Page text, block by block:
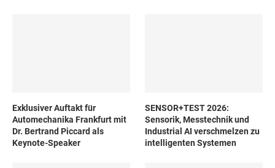
Exklusiver Auftakt für
Automechanika Frankfurt mit
Dr. Bertrand Piccard als
Keynote-Speaker
SENSOR+TEST 2026:
Sensorik, Messtechnik und
Industrial AI verschmelzen zu
intelligenten Systemen